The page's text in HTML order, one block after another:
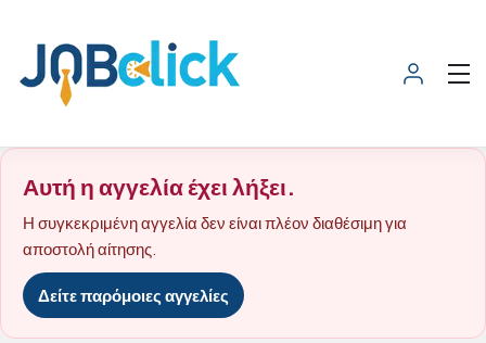
Αυτή η αγγελία έχει λήξει.
Η συγκεκριμένη αγγελία δεν είναι πλέον διαθέσιμη για
αποστολή αίτησης.
Δείτε παρόμοιες αγγελίες